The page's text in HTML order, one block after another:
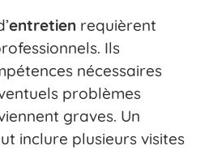
entretien requièrent
Ils
nécessaires
problèmes
graves. Un
inclure plusieurs visites